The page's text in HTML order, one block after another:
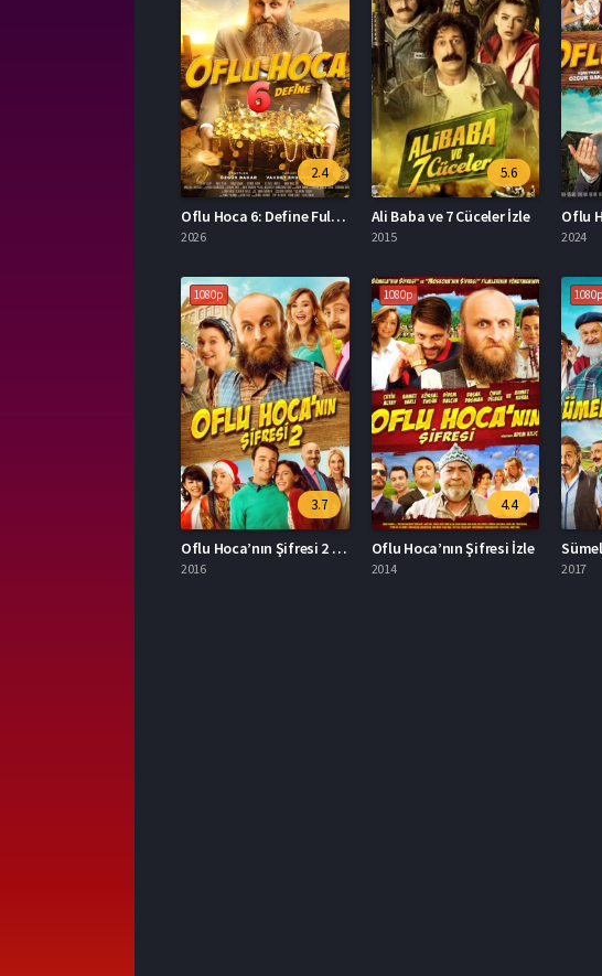
2.4
Oflu Hoca 6: Define Full İzle
2026
5.6
Ali Baba ve 7 Cüceler İzle
2015
Oflu
2024
1080p
3.7
Oflu Hoca’nın Şifresi 2 İzle
2016
1080p
4.4
Oflu Hoca’nın Şifresi İzle
2014
1080p
2017